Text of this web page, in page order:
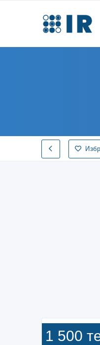
1 500